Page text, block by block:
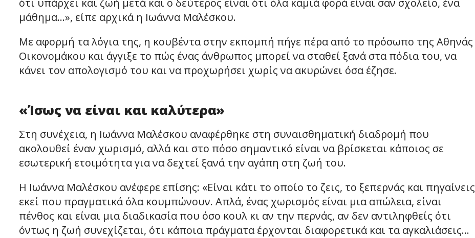
ότι υπάρχει και ζωή μετά και ο δεύτερος είναι ότι όλα καμιά φορά είναι σαν σχολείο, ένα
μάθημα…», είπε αρχικά η Ιωάννα Μαλέσκου.
Με αφορμή τα λόγια της, η κουβέντα στην εκπομπή πήγε πέρα από το πρόσωπο της Αθηνάς
Οικονομάκου και άγγιξε το πώς ένας άνθρωπος μπορεί να σταθεί ξανά στα πόδια του, να
κάνει τον απολογισμό του και να προχωρήσει χωρίς να ακυρώνει όσα έζησε.
«Ίσως να είναι και καλύτερα»
Στη συνέχεια, η Ιωάννα Μαλέσκου αναφέρθηκε στη συναισθηματική διαδρομή που
ακολουθεί έναν χωρισμό, αλλά και στο πόσο σημαντικό είναι να βρίσκεται κάποιος σε
εσωτερική ετοιμότητα για να δεχτεί ξανά την αγάπη στη ζωή του.
Η Ιωάννα Μαλέσκου ανέφερε επίσης: «Είναι κάτι το οποίο το ζεις, το ξεπερνάς και πηγαίνεις
εκεί που πραγματικά όλα κουμπώνουν. Απλά, ένας χωρισμός είναι μια απώλεια, είναι
πένθος και είναι μια διαδικασία που όσο κουλ κι αν την περνάς, αν δεν αντιληφθείς ότι
όντως η ζωή συνεχίζεται, ότι κάποια πράγματα έρχονται διαφορετικά και τα αγκαλιάσεις…